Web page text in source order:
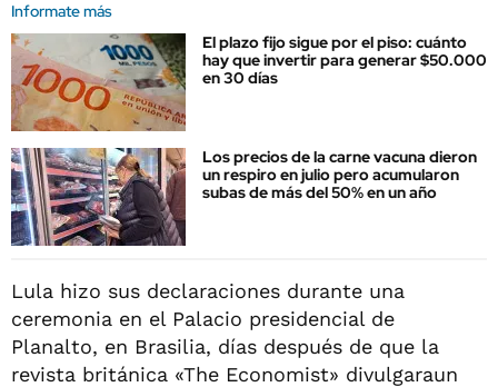
Informate más
El plazo fijo sigue por el piso: cuánto
hay que invertir para generar $50.000
en 30 días
Los precios de la carne vacuna dieron
un respiro en julio pero acumularon
subas de más del 50% en un año
Lula hizo sus declaraciones durante una
ceremonia en el Palacio presidencial de
Planalto, en Brasilia, días después de que la
revista británica «The Economist» divulgaraun